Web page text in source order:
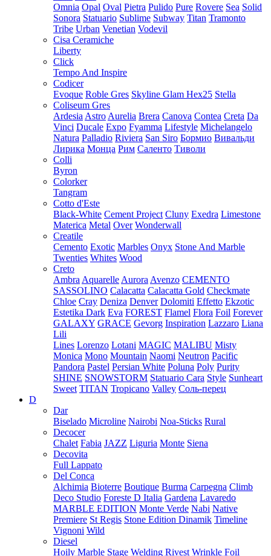
Omnia Opal Oval Pietra Pulido Pure Rovere Sea Solid
Sonora Statuario Sublime Subway Titan Tramonto
Tribe Urban Venetian Vodevil
Cisa Ceramiche
Liberty
Click
Tempo And Inspire
Codicer
Evoque Roble Gres Skyline Glam Hex25 Stella
Coliseum Gres
Ardesia Astro Aurelia Brera Canova Contea Creta Da
Vinci Ducale Expo Fyamma Lifestyle Michelangelo
Natura Palladio Riviera San Siro Бормио Вивальди
Лирика Монца Рим Саленто Тиволи
Colli
Byron
Colorker
Tangram
Cotto d'Este
Black-White Cement Project Cluny Exedra Limestone
Materica Metal Over Wonderwall
Creatile
Cemento Exotic Marbles Onyx Stone And Marble
Twenties Whites Wood
Creto
Ambra Aquarelle Aurora Avenzo CEMENTO
SASSOLINO Calacatta Calacatta Gold Checkmate
Chloe Cray Deniza Denver Dolomiti Effetto Ekzotic
Estetika Dark Eva FOREST Flamel Flora Foil Forever
GALAXY GRACE Gevorg Inspiration Lazzaro Liana
Lili
Lines Lorenzo Lotani MAGIC MALIBU Misty
Monica Mono Mountain Naomi Neutron Pacific
Pandora Pastel Persian White Poluna Poly Purity
SHINE SNOWSTORM Statuario Cara Style Sunheart
Sweet TITAN Tropicano Valley Соль-перец
D
Dar
Biselado Microline Nairobi Noa-Sticks Rural
Decocer
Chalet Fabia JAZZ Liguria Monte Siena
Decovita
Full Lappato
Del Conca
Alchimia Bioterre Boutique Burma Carpegna Climb
Deco Studio Foreste D Italia Gardena Lavaredo
MARBLE EDITION Monte Verde Nabi Native
Premiere St Regis Stone Edition Dinamik Timeline
Vignoni Wild
Diesel
Hoily Marble Stage Welding Rivest Wrinkle Foil